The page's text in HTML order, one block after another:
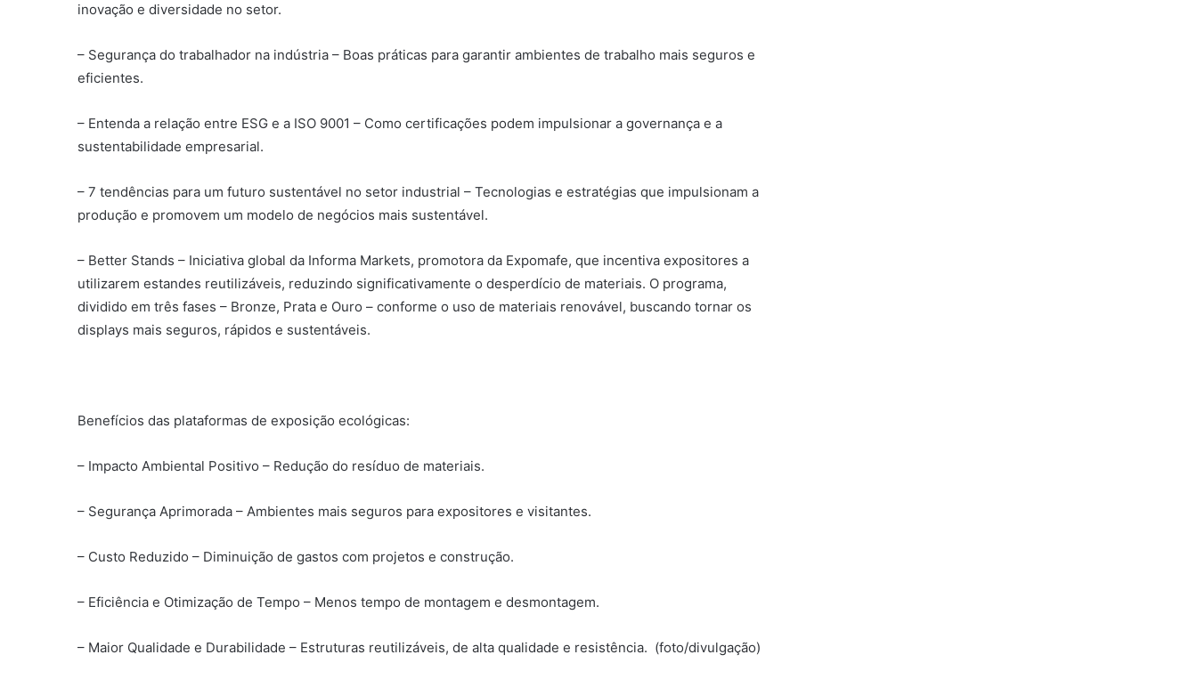
inovação e diversidade no setor.
– Segurança do trabalhador na indústria – Boas práticas para garantir ambientes de trabalho mais seguros e
eficientes.
– Entenda a relação entre ESG e a ISO 9001 – Como certificações podem impulsionar a governança e a
sustentabilidade empresarial.
– 7 tendências para um futuro sustentável no setor industrial – Tecnologias e estratégias que impulsionam a
produção e promovem um modelo de negócios mais sustentável.
– Better Stands – Iniciativa global da Informa Markets, promotora da Expomafe, que incentiva expositores a
utilizarem estandes reutilizáveis, reduzindo significativamente o desperdício de materiais. O programa,
dividido em três fases – Bronze, Prata e Ouro – conforme o uso de materiais renovável, buscando tornar os
displays mais seguros, rápidos e sustentáveis.
Benefícios das plataformas de exposição ecológicas:
– Impacto Ambiental Positivo – Redução do resíduo de materiais.
– Segurança Aprimorada – Ambientes mais seguros para expositores e visitantes.
– Custo Reduzido – Diminuição de gastos com projetos e construção.
– Eficiência e Otimização de Tempo – Menos tempo de montagem e desmontagem.
– Maior Qualidade e Durabilidade – Estruturas reutilizáveis, de alta qualidade e resistência. (foto/divulgação)